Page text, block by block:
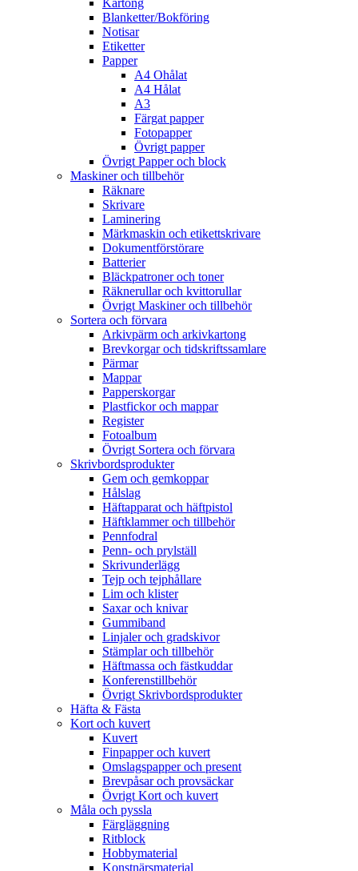
Kartong
Blanketter/Bokföring
Notisar
Etiketter
Papper
A4 Ohålat
A4 Hålat
A3
Färgat papper
Fotopapper
Övrigt papper
Övrigt Papper och block
Maskiner och tillbehör
Räknare
Skrivare
Laminering
Märkmaskin och etikettskrivare
Dokumentförstörare
Batterier
Bläckpatroner och toner
Räknerullar och kvittorullar
Övrigt Maskiner och tillbehör
Sortera och förvara
Arkivpärm och arkivkartong
Brevkorgar och tidskriftssamlare
Pärmar
Mappar
Papperskorgar
Plastfickor och mappar
Register
Fotoalbum
Övrigt Sortera och förvara
Skrivbordsprodukter
Gem och gemkoppar
Hålslag
Häftapparat och häftpistol
Häftklammer och tillbehör
Pennfodral
Penn- och prylställ
Skrivunderlägg
Tejp och tejphållare
Lim och klister
Saxar och knivar
Gummiband
Linjaler och gradskivor
Stämplar och tillbehör
Häftmassa och fästkuddar
Konferenstillbehör
Övrigt Skrivbordsprodukter
Häfta & Fästa
Kort och kuvert
Kuvert
Finpapper och kuvert
Omslagspapper och present
Brevpåsar och provsäckar
Övrigt Kort och kuvert
Måla och pyssla
Färgläggning
Ritblock
Hobbymaterial
Konstnärsmaterial